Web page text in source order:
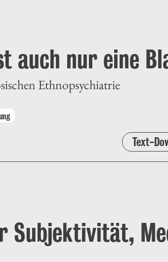
auch nur eine
Ethnopsychiatrie
Text-
Subjektivität,